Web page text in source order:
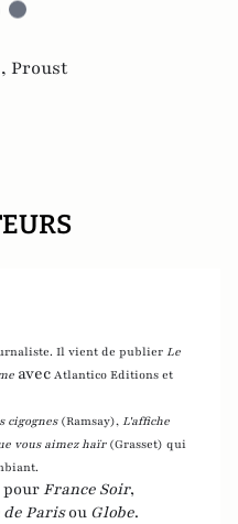
Proust
Il vient de publier Le
avec Atlantico Editions et
cigognes (Ramsay), L'affiche
vous aimez haïr (Grasset) qui
pour France Soir,
Parisou Globe.